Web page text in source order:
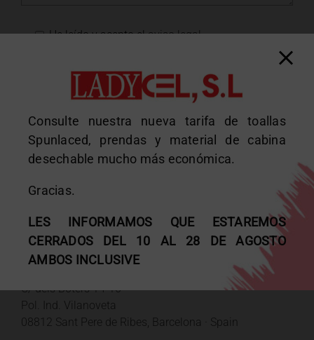
He leído y acepto elaviso legal
DATOS DE CONTACTO
C/ dels Boters 14-16
Pol. Ind. Vilanoveta
08812 Sant Pere de Ribes, Barcelona · Spain
Consulte nuestra nueva tarifa de toallas
Spunlaced, prendas y material de cabina
desechable mucho más económica.
Gracias.
LES INFORMAMOS QUE ESTAREMOS
CERRADOS DEL 10 AL 28 DE AGOSTO
AMBOS INCLUSIVE